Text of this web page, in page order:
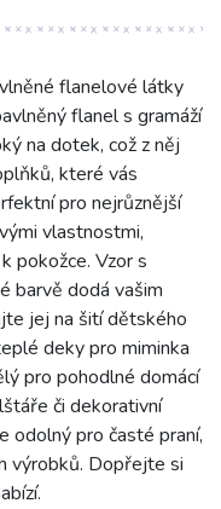
flanelové látky
flanel s gramáží
na dotek, což z něj
které vás
pro nejrůznější
vlastnostmi,
pokožce. Vzor s
barvě dodá vašim
jej na šití dětského
deky pro miminka
pro pohodlné domácí
či dekorativní
odolný pro časté praní,
výrobků. Dopřejte si